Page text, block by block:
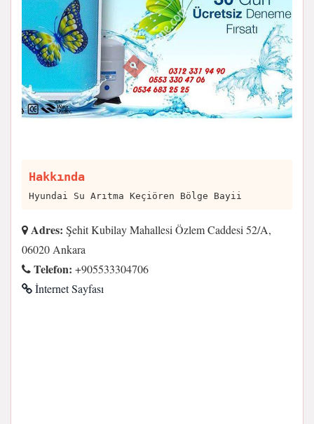
Hakkında
Hyundai Su Arıtma Keçiören Bölge Bayii
Adres: Şehit Kubilay Mahallesi Özlem Caddesi 52/A,
06020 Ankara
Telefon: +905533304706
İnternet Sayfası